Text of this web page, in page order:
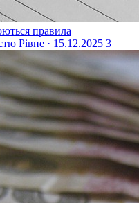
правила
Рівне · 15.12.2025 3